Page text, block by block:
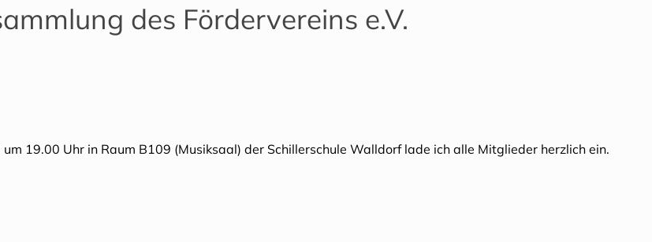
des Fördervereins e.V.
19.00 Uhr in Raum B109 (Musiksaal) der Schillerschule Walldorf lade ich alle Mitglieder herzlich ein.